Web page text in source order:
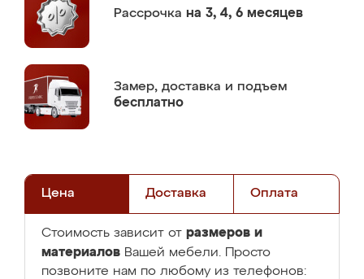
Рассрочка на 3, 4, 6 месяцев
Замер, доставка и подъем
бесплатно
Цена Доставка Оплата
Стоимость зависит от размеров и
материалов Вашей мебели. Просто
позвоните нам по любому из телефонов: